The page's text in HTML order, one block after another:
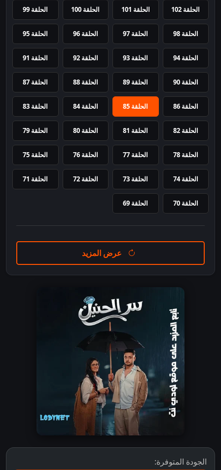
الحلقة 102 الحلقة 101 الحلقة 100 الحلقة 99
الحلقة 98 الحلقة 97 الحلقة 96 الحلقة 95
الحلقة 94 الحلقة 93 الحلقة 92 الحلقة 91
الحلقة 90 الحلقة 89 الحلقة 88 الحلقة 87
الحلقة 86 الحلقة 85 الحلقة 84 الحلقة 83
الحلقة 82 الحلقة 81 الحلقة 80 الحلقة 79
الحلقة 78 الحلقة 77 الحلقة 76 الحلقة 75
الحلقة 74 الحلقة 73 الحلقة 72 الحلقة 71
الحلقة 70 الحلقة 69
عرض المزيد
الجودة المتوفرة: